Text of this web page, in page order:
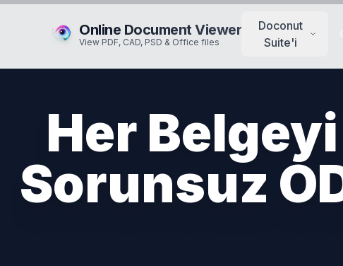
Online Document Viewer
View PDF, CAD, PSD & Office files
Doconut
Suite'i
Her
Sorunsuz